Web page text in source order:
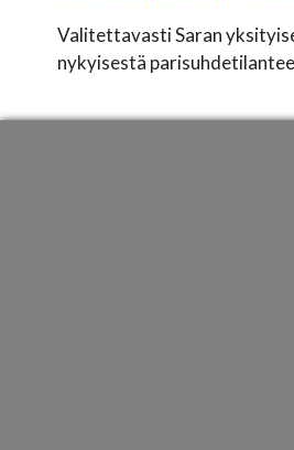
Valitettavasti Saran
nykyisestä